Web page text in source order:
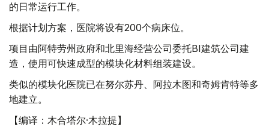
的日常运行工作。
根据计划方案，医院将设有200个病床位。
项目由阿特劳州政府和北里海经营公司委托BI建筑公司建
造，使用可快速成型的模块化材料组装建设。
类似的模块化医院已在努尔苏丹、阿拉木图和奇姆肯特等多
地建立。
【编译：木合塔尔·木拉提】